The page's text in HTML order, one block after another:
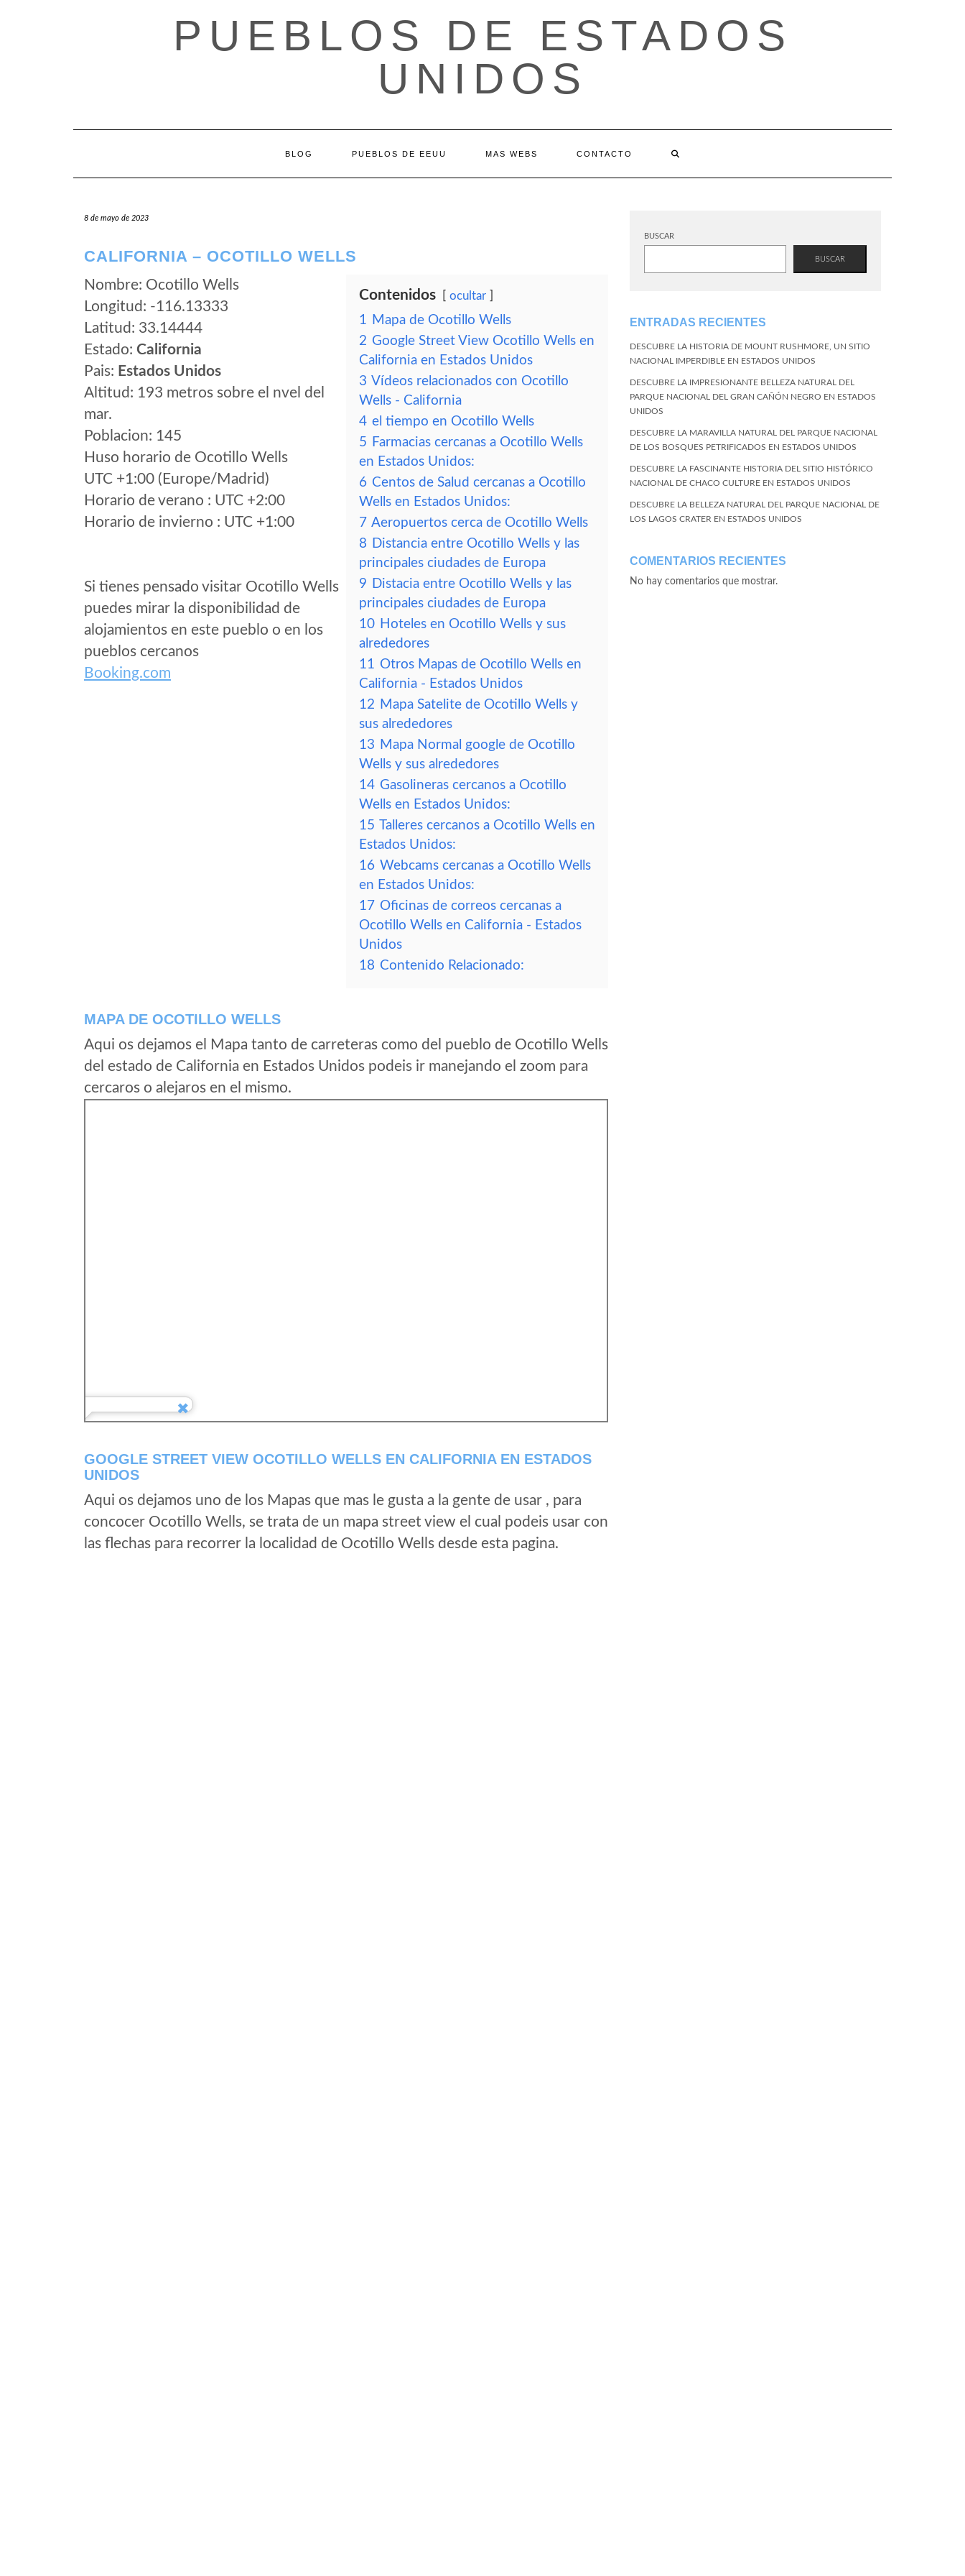
PUEBLOS DE ESTADOS
UNIDOS
BLOG PUEBLOS DE EEUU MAS WEBS CONTACTO
8 de mayo de 2023
CALIFORNIA – OCOTILLO WELLS
Nombre: Ocotillo Wells
Longitud: -116.13333
Latitud: 33.14444
Estado: California
Pais: Estados Unidos
Altitud: 193 metros sobre el nvel del
mar.
Poblacion: 145
Huso horario de Ocotillo Wells
UTC +1:00 (Europe/Madrid)
Horario de verano : UTC +2:00
Horario de invierno : UTC +1:00
Si tienes pensado visitar Ocotillo Wells
puedes mirar la disponibilidad de
alojamientos en este pueblo o en los
pueblos cercanos
Booking.com
Contenidos ocultar
1 Mapa de Ocotillo Wells
2 Google Street View Ocotillo Wells en
California en Estados Unidos
3 Vídeos relacionados con Ocotillo
Wells - California
4 el tiempo en Ocotillo Wells
5 Farmacias cercanas a Ocotillo Wells
en Estados Unidos:
6 Centos de Salud cercanas a Ocotillo
Wells en Estados Unidos:
7 Aeropuertos cerca de Ocotillo Wells
8 Distancia entre Ocotillo Wells y las
principales ciudades de Europa
9 Distacia entre Ocotillo Wells y las
principales ciudades de Europa
10 Hoteles en Ocotillo Wells y sus
alrededores
11 Otros Mapas de Ocotillo Wells en
California - Estados Unidos
12 Mapa Satelite de Ocotillo Wells y
sus alrededores
13 Mapa Normal google de Ocotillo
Wells y sus alrededores
14 Gasolineras cercanos a Ocotillo
Wells en Estados Unidos:
15 Talleres cercanos a Ocotillo Wells en
Estados Unidos:
16 Webcams cercanas a Ocotillo Wells
en Estados Unidos:
17 Oficinas de correos cercanas a
Ocotillo Wells en California - Estados
Unidos
18 Contenido Relacionado:
MAPA DE OCOTILLO WELLS
Aqui os dejamos el Mapa tanto de carreteras como del pueblo de Ocotillo Wells
del estado de California en Estados Unidos podeis ir manejando el zoom para
cercaros o alejaros en el mismo.
GOOGLE STREET VIEW OCOTILLO WELLS EN CALIFORNIA EN ESTADOS
UNIDOS
Aqui os dejamos uno de los Mapas que mas le gusta a la gente de usar , para
concocer Ocotillo Wells, se trata de un mapa street view el cual podeis usar con
las flechas para recorrer la localidad de Ocotillo Wells desde esta pagina.
BUSCAR
BUSCAR
ENTRADAS RECIENTES
DESCUBRE LA HISTORIA DE MOUNT RUSHMORE, UN SITIO
NACIONAL IMPERDIBLE EN ESTADOS UNIDOS
DESCUBRE LA IMPRESIONANTE BELLEZA NATURAL DEL
PARQUE NACIONAL DEL GRAN CAÑÓN NEGRO EN ESTADOS
UNIDOS
DESCUBRE LA MARAVILLA NATURAL DEL PARQUE NACIONAL
DE LOS BOSQUES PETRIFICADOS EN ESTADOS UNIDOS
DESCUBRE LA FASCINANTE HISTORIA DEL SITIO HISTÓRICO
NACIONAL DE CHACO CULTURE EN ESTADOS UNIDOS
DESCUBRE LA BELLEZA NATURAL DEL PARQUE NACIONAL DE
LOS LAGOS CRATER EN ESTADOS UNIDOS
COMENTARIOS RECIENTES
No hay comentarios que mostrar.